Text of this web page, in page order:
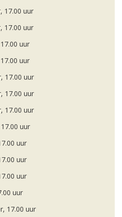
17.00 uur
17.00 uur
uur
uur
17.00 uur
17.00 uur
17.00 uur
uur
uur
uur
uur
uur
17.00 uur